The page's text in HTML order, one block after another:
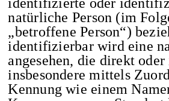
identifizierte oder
natürliche Person (im
„betroffene Person“)
identifizierbar wird eine
angesehen, die direkt
insbesondere mittels
Kennung wie einem